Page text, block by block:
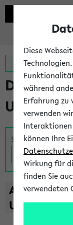
Zur
Das
Suche
A B C D E F
U
V
Diese
während
Erfahrung zu
verwenden
Interaktionen
können Ihre
Wirkung für
finden Sie
verwendeten